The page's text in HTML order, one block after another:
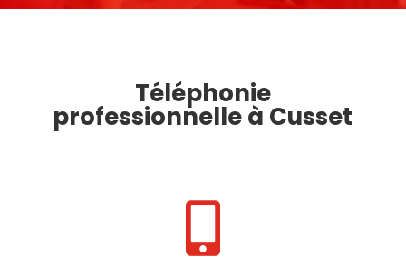
Téléphonie
professionnelle à Cusset
